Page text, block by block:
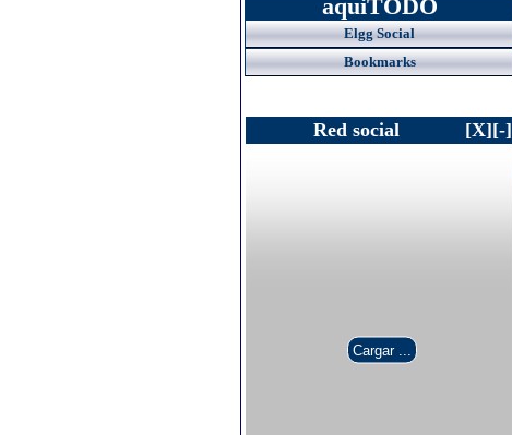
aquiTODO
Elgg Social
Bookmarks
Red social [-]
[X]